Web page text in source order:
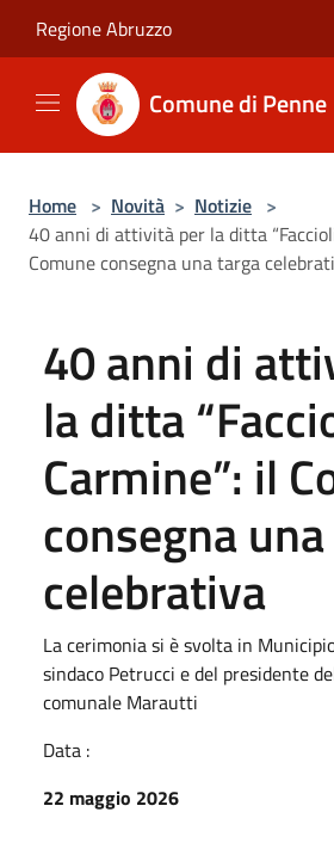
Regione Abruzzo
Comune di Penne
Home > Novità > Notizie >
40 anni di attività per la ditta
Comune consegna una targa
40 anni di
la ditta
Carmine”: il
consegna
celebrativa
La cerimonia si è svolta in
sindaco Petrucci e del presidente
comunale Marautti
Data :
22 maggio 2026